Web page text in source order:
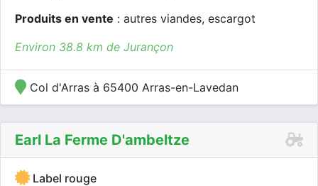
Produits en vente : autres viandes, escargot
Environ 38.8 km de Jurançon
Col d'Arras à 65400 Arras-en-Lavedan
Earl La Ferme D'ambeltze
Label rouge